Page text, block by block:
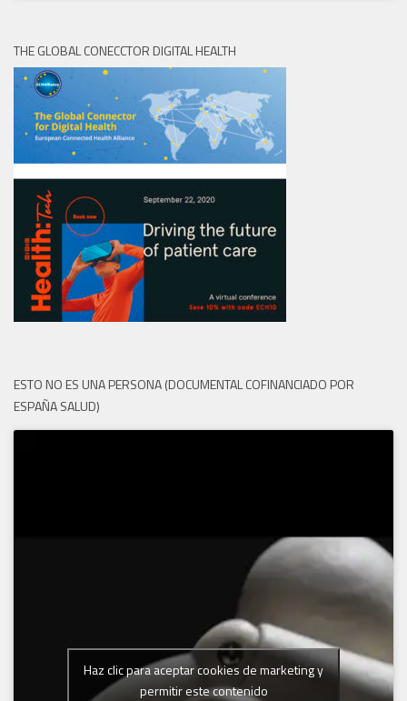
THE GLOBAL CONECCTOR DIGITAL HEALTH
ESTO NO ES UNA PERSONA (DOCUMENTAL COFINANCIADO POR
ESPAÑA SALUD)
Haz clic para aceptar cookies de marketing y
permitir este contenido